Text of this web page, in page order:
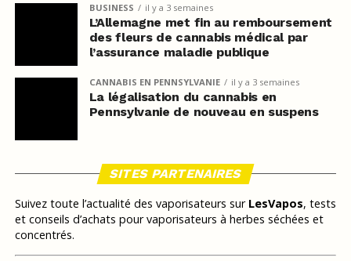
BUSINESS il y a 3 semaines
L’Allemagne met fin au remboursement
des fleurs de cannabis médical par
l’assurance maladie publique
CANNABIS EN PENNSYLVANIE il y a 3 semaines
La légalisation du cannabis en
Pennsylvanie de nouveau en suspens
SITES PARTENAIRES
Suivez toute l’actualité des vaporisateurs sur LesVapos, tests
et conseils d’achats pour vaporisateurs à herbes séchées et
concentrés.